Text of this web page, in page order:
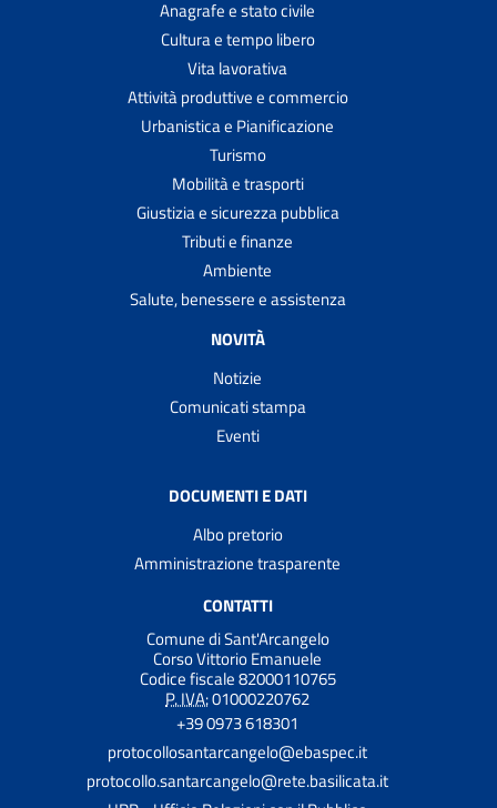
Anagrafe e stato civile
Cultura e tempo libero
Vita lavorativa
Attività produttive e commercio
Urbanistica e Pianificazione
Turismo
Mobilità e trasporti
Giustizia e sicurezza pubblica
Tributi e finanze
Ambiente
Salute, benessere e assistenza
NOVITÀ
Notizie
Comunicati stampa
Eventi
DOCUMENTI E DATI
Albo pretorio
Amministrazione trasparente
CONTATTI
Comune di Sant'Arcangelo
Corso Vittorio Emanuele
Codice fiscale 82000110765
P. IVA:01000220762
+39 0973 618301
protocollosantarcangelo@ebaspec.it
protocollo.santarcangelo@rete.basilicata.it